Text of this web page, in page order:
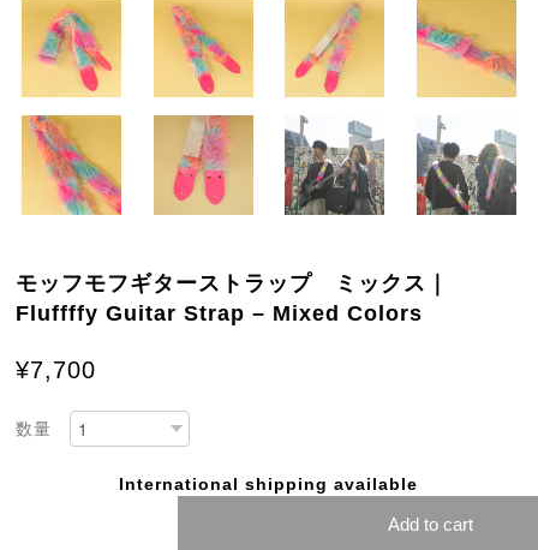
モッフモフギターストラップ ミックス｜
Fluffffy Guitar Strap – Mixed Colors
¥7,700
数量
International shipping available
Add to cart